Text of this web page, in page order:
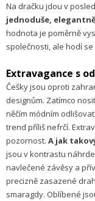
Na dračku jdou v
jednoduše,
hodnota je poměrně
společnosti, ale hodí
Extravagance s
Češky jsou oproti
designům. Zatímco
něčím módním
trend příliš nefrčí.
pozornost. A jak
jsou v kontrastu
navlečené závěsy a
precizně zasazené
smaragdy. Oblíbené